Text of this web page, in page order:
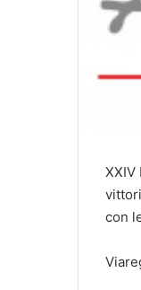
XXIV
con